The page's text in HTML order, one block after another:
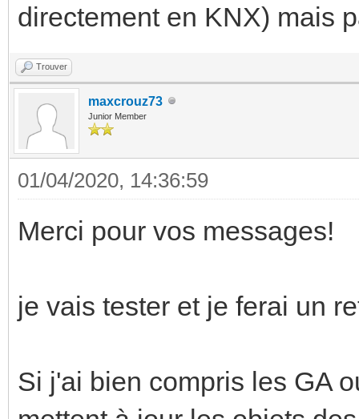
directement en KNX) mais
Trouver
maxcrouz73
Junior Member
01/04/2020, 14:36:59
Merci pour vos messages!
je vais tester et je ferai un
Si j'ai bien compris les GA